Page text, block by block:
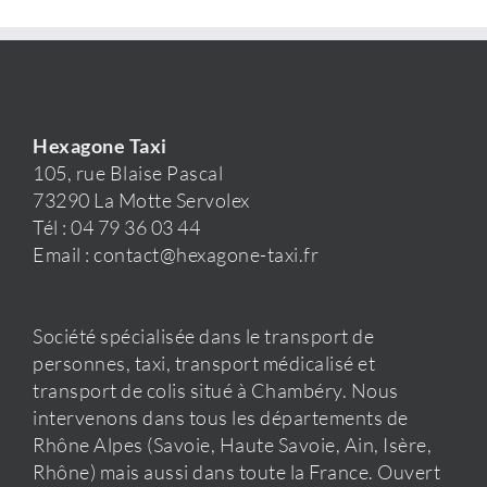
Hexagone Taxi
105, rue Blaise Pascal
73290 La Motte Servolex
Tél : 04 79 36 03 44
Email : contact@hexagone-taxi.fr
Société spécialisée dans le transport de
personnes, taxi, transport médicalisé et
transport de colis situé à Chambéry. Nous
intervenons dans tous les départements de
Rhône Alpes (Savoie, Haute Savoie, Ain, Isère,
Rhône) mais aussi dans toute la France. Ouvert